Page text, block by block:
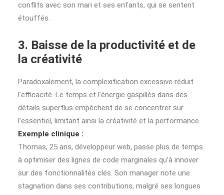
conflits avec son mari et ses enfants, qui se sentent
étouffés.
3. Baisse de la productivité et de
la créativité
Paradoxalement, la complexification excessive réduit
l’efficacité. Le temps et l’énergie gaspillés dans des
détails superflus empêchent de se concentrer sur
l’essentiel, limitant ainsi la créativité et la performance.
Exemple clinique :
Thomas, 25 ans, développeur web, passe plus de temps
à optimiser des lignes de code marginales qu’à innover
sur des fonctionnalités clés. Son manager note une
stagnation dans ses contributions, malgré ses longues